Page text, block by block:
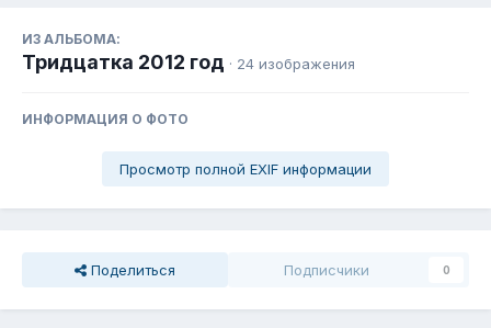
ИЗ АЛЬБОМА:
Тридцатка 2012 год · 24 изображения
ИНФОРМАЦИЯ О ФОТО
Просмотр полной EXIF информации
Поделиться Подписчики 0